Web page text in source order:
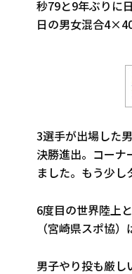
秒79と9年ぶりに
日の男女混合
3選手が出場した
決勝進出。コーナ
ました。もう少し
6度目の世界陸上
（宮崎県スポ協
男子やり投も厳し